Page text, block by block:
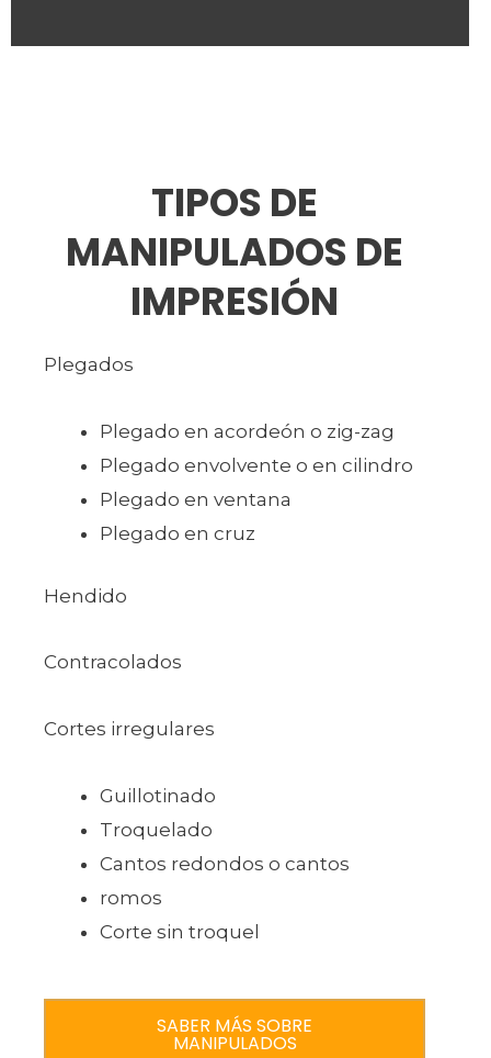
TIPOS DE
MANIPULADOS DE
IMPRESIÓN
Plegados
Plegado en acordeón o zig-zag
Plegado envolvente o en cilindro
Plegado en ventana
Plegado en cruz
Hendido
Contracolados
Cortes irregulares
Guillotinado
Troquelado
Cantos redondos o cantos
romos
Corte sin troquel
SABER MÁS SOBRE
MANIPULADOS